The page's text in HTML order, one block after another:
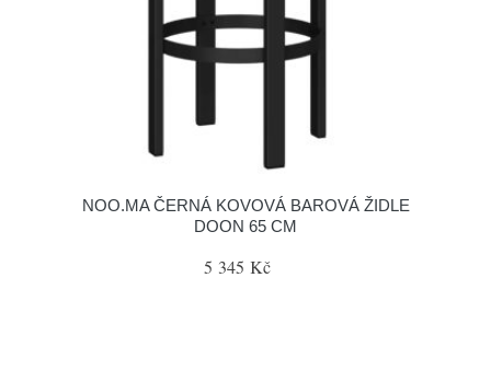
NOO.MA ČERNÁ KOVOVÁ BAROVÁ ŽIDLE
DOON 65 CM
5 345 Kč